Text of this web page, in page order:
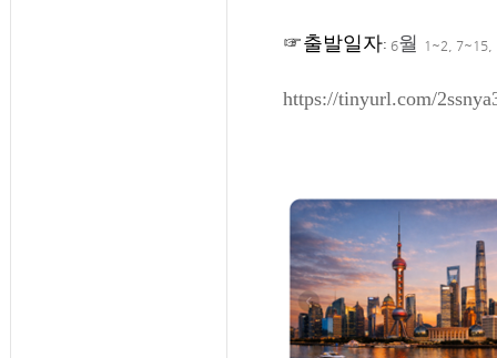
☞출발일자: 6월 1~2, 7~15,
https://tinyurl.com/